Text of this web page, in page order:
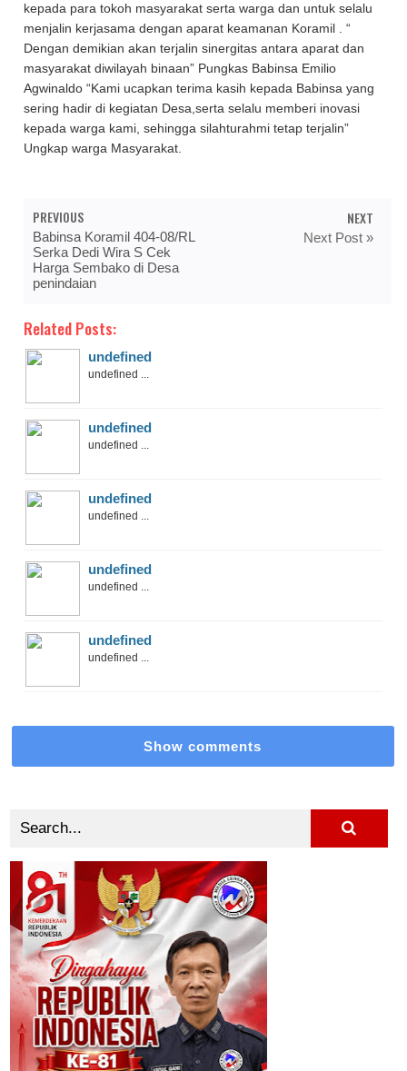
kepada para tokoh masyarakat serta warga dan untuk selalu
menjalin kerjasama dengan aparat keamanan Koramil . “
Dengan demikian akan terjalin sinergitas antara aparat dan
masyarakat diwilayah binaan” Pungkas Babinsa Emilio
Agwinaldo “Kami ucapkan terima kasih kepada Babinsa yang
sering hadir di kegiatan Desa,serta selalu memberi inovasi
kepada warga kami, sehingga silahturahmi tetap terjalin”
Ungkap warga Masyarakat.
PREVIOUS
Babinsa Koramil 404-08/RL
Serka Dedi Wira S Cek
Harga Sembako di Desa
penindaian
NEXT
Next Post »
Related Posts:
undefined
undefined ...
undefined
undefined ...
undefined
undefined ...
undefined
undefined ...
undefined
undefined ...
Show comments